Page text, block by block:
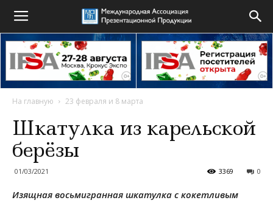
На главную 23 февраля и 8 марта
Шкатулка из карельской
берёзы
01/03/2021 0
3369
Изящная восьмигранная шкатулка с кокетливым